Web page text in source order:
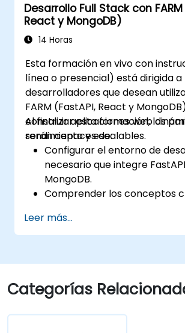
Desarrollo Full Stack con
React y MongoDB)
14 Horas
Esta formación en vivo con
línea o presencial) está dirigida a
desarrolladores que desean
FARM (FastAPI, React y
construir aplicaciones web
rendimiento y escalables.
Al finalizar esta formación, los
serán capaces de:
Configurar el entorno de
necesario que integre
MongoDB.
Comprender los conceptos
FARM.
Aprender a crear APIs REST
interactivas con React.
Desarrollar, probar y
aplicaciones (frontend y
Leer más...
Categorías